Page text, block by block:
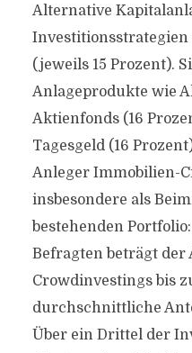
Alternative
Investitionsstrategien
(jeweils 15 Prozent).
Anlageprodukte wie
Aktienfonds (16
Tagesgeld (16
Anleger Immobilien-
insbesondere als
bestehenden
Befragten beträgt der
Crowdinvestings bis
durchschnittliche
Über ein Drittel der